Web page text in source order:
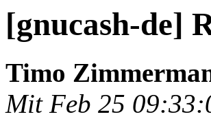
[gnucash-de]
Timo
Mit Feb 25